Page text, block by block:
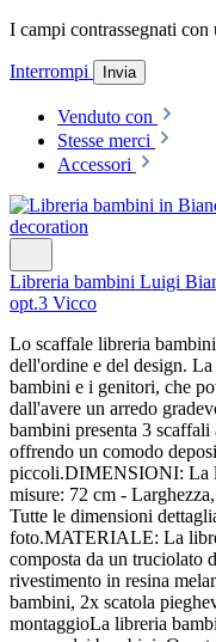
I campi contrassegnati
Interrompi Invia
Venduto con
Stesse merci
Accessori
Libreria bambini Luigi
opt.3 Vicco
Lo scaffale libreria
dell'ordine e del design.
bambini e i genitori, che
dall'avere un arredo
bambini presenta 3 scaffali
offrendo un comodo
piccoli.DIMENSIONI: La
misure: 72 cm -
Tutte le dimensioni
foto.MATERIALE: La
composta da un truciolato
rivestimento in resina
bambini, 2x scatola
montaggioLa libreria